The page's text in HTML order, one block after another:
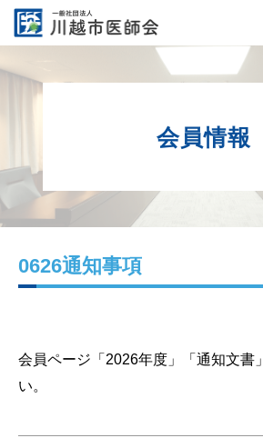
会員情報
0626通知事項
会員ページ「2026年度」「通知文書」
い。